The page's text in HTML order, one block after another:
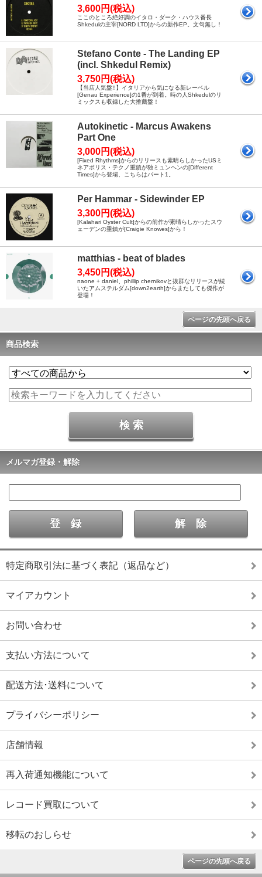
3,600円(税込)
ここのところ絶好調のイタロ・ダーク・ハウス番長
Shkedulの主宰[NORD LTD]からの新作EP。文句無し！
Stefano Conte - The Landing EP
(incl. Shkedul Remix)
3,750円(税込)
【当店人気盤!!】イタリアから気になる新レーベル
[Genau Experience]の1番が到着。時の人Shkedulのリ
ミックスも収録した大推薦盤！
Autokinetic - Marcus Awakens
Part One
3,000円(税込)
[Fixed Rhythms]からのリリースも素晴らしかったUSミ
ネアポリス・テクノ重鎮が独ミュンヘンの[Different
Times]から登場、こちらはパート1。
Per Hammar - Sidewinder EP
3,300円(税込)
[Kalahari Oyster Cult]からの前作が素晴らしかったスウ
ェーデンの重鎮が[Craigie Knowes]から！
matthias - beat of blades
3,450円(税込)
naone + daniel、phillip chernikovと抜群なリリースが続
いたアムステルダム[down2earth]からまたしても傑作が
登場！
ページの先頭へ戻る
商品検索
メルマガ登録・解除
特定商取引法に基づく表記（返品など）
マイアカウント
お問い合わせ
支払い方法について
配送方法･送料について
プライバシーポリシー
店舗情報
再入荷通知機能について
レコード買取について
移転のおしらせ
ページの先頭へ戻る